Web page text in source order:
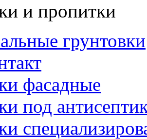
и пропитки
грунтовки
фасадные
под